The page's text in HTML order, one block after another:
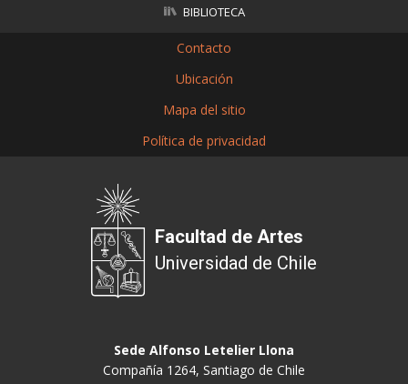
BIBLIOTECA
Contacto
Ubicación
Mapa del sitio
Política de privacidad
Facultad de Artes
Universidad de Chile
Sede Alfonso Letelier Llona
Compañía 1264, Santiago de Chile